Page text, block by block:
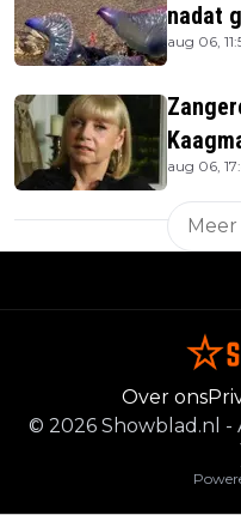
nadat
aug 06,
aug 06,
Over ons
© 2026 Showblad.nl -